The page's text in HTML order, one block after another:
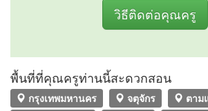
วิธีติดต่อคุณครู
พื้นที่ที่คุณครูท่านนี้สะดวกสอน
กรุงเทพมหานคร จตุจักร
ตาม